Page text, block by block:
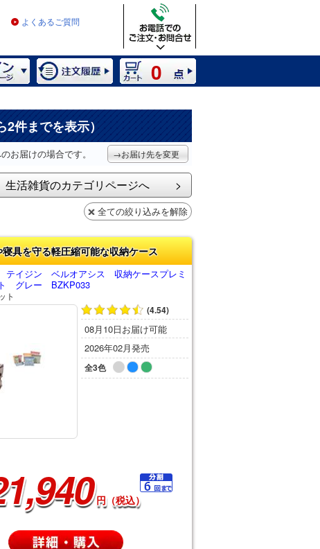
よくあるご質問
0
件までを表示）
お届けの場合です。 →お届け先を変更
生活雑貨のカテゴリページへ
全ての絞り込みを解除
具を守る軽圧縮可能な収納ケース
テイジン ベルオアシス 収納ケースプレミ
グレー BZKP033
ト
(4.54)
08月10日お届け可能
2026年02月発売
全3色
円（税込）